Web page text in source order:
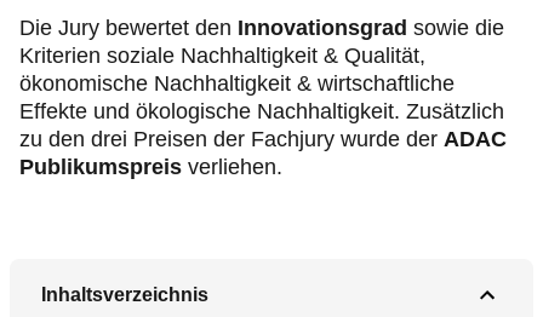
Die Jury bewertet den Innovationsgrad sowie die
Kriterien soziale Nachhaltigkeit & Qualität,
ökonomische Nachhaltigkeit & wirtschaftliche
Effekte und ökologische Nachhaltigkeit. Zusätzlich
zu den drei Preisen der Fachjury wurde der ADAC
Publikumspreis verliehen.
Inhaltsverzeichnis